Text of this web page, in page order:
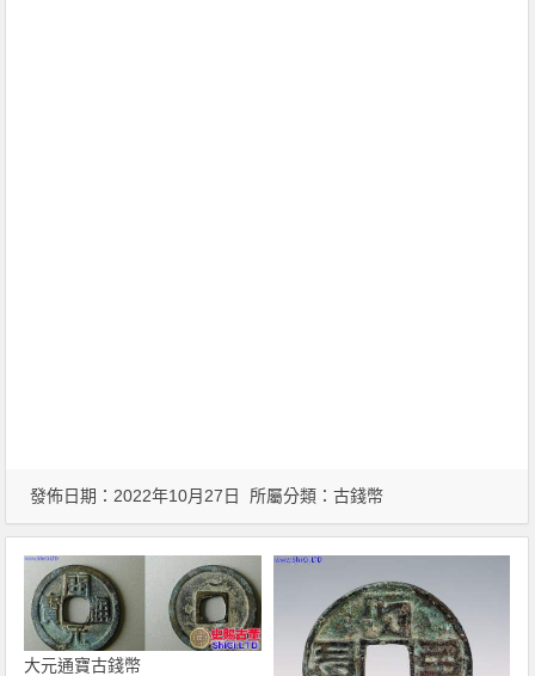
發佈日期：2022年10月27日 所屬分類：古錢幣
大元通寶古錢幣